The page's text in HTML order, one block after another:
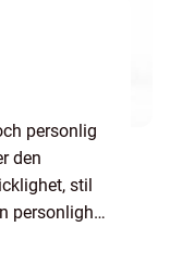
personlig
den
stil
personlighet